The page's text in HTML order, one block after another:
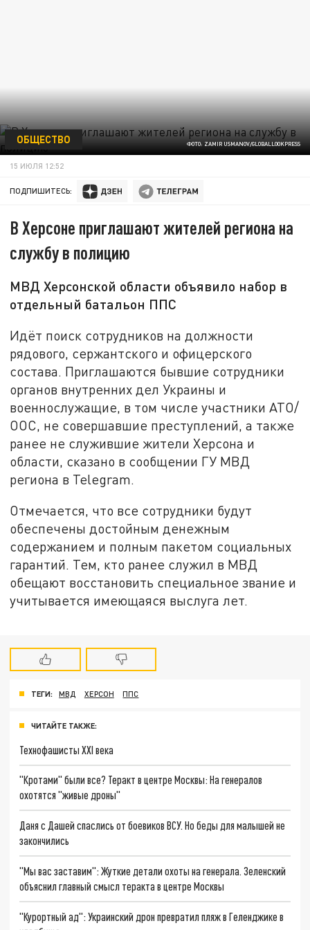
ФОТО: ZAMIR USMANOV/GLOBALLOOKPRESS
ОБЩЕСТВО
15 ИЮЛЯ 12:52
ПОДПИШИТЕСЬ:
В Херсоне приглашают жителей региона на
службу в полицию
МВД Херсонской области объявило набор в
отдельный батальон ППС
Идёт поиск сотрудников на должности
рядового, сержантского и офицерского
состава. Приглашаются бывшие сотрудники
органов внутренних дел Украины и
военнослужащие, в том числе участники АТО/
ООС, не совершавшие преступлений, а также
ранее не служившие жители Херсона и
области, сказано в сообщении ГУ МВД
региона в Telegram.
Отмечается, что все сотрудники будут
обеспечены достойным денежным
содержанием и полным пакетом социальных
гарантий. Тем, кто ранее служил в МВД
обещают восстановить специальное звание и
учитывается имеющаяся выслуга лет.
ТЕГИ: МВД ХЕРСОН ППС
ЧИТАЙТЕ ТАКЖЕ:
Технофашисты XXI века
"Кротами" были все? Теракт в центре Москвы: На генералов
охотятся "живые дроны"
Даня с Дашей спаслись от боевиков ВСУ. Но беды для малышей не
закончились
"Мы вас заставим": Жуткие детали охоты на генерала. Зеленский
объяснил главный смысл теракта в центре Москвы
"Курортный ад": Украинский дрон превратил пляж в Геленджике в